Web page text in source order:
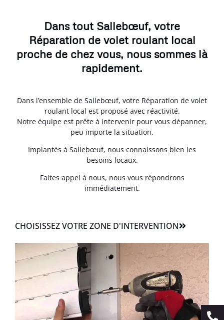
Dans tout Sallebœuf, votre
Réparation de volet roulant local
proche de chez vous, nous sommes là
rapidement.
Dans l’ensemble de Sallebœuf, votre Réparation de volet
roulant local est proposé avec réactivité.
Notre équipe est prête à intervenir pour vous dépanner,
peu importe la situation.
Implantés à Sallebœuf, nous connaissons bien les
besoins locaux.
Faites appel à nous, nous vous répondrons
immédiatement.
CHOISISSEZ VOTRE ZONE D'INTERVENTION